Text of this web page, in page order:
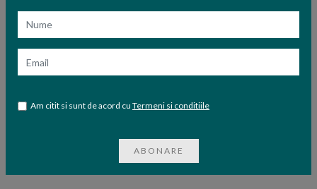
Am citit si sunt de acord cu Termeni si conditiile
ABONARE